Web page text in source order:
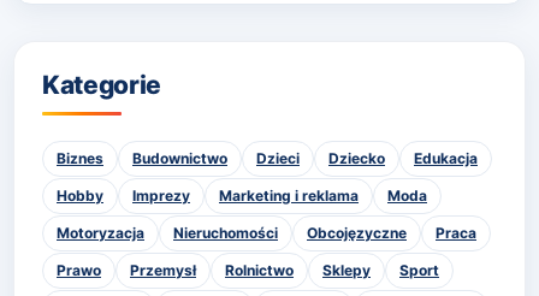
Kategorie
Biznes Budownictwo Dzieci Dziecko Edukacja
Hobby Imprezy Marketing i reklama Moda
Motoryzacja Nieruchomości Obcojęzyczne Praca
Prawo Przemysł Rolnictwo Sklepy Sport